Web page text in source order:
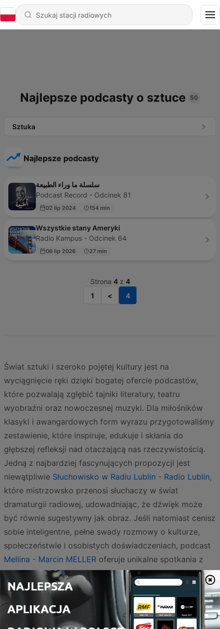
Najlepsze podcasty o sztuce 50
Sztuka
Najlepsze podcasty
سلسلة ما وراء الطبيعة
Podcast Record - Odcinek 81
02 lip 2024 154 min
Wszystkie stany Ameryki
Radio Kampus - Odcinek 64
06 lip 2026 27 min
Strona 4z 4
1
< 4
Świat sztuki i szeroko pojętej kultury jest na
wyciągnięcie ręki dzięki bogatej ofercie podcastów,
które pozwalają zgłębić tajniki literatury, teatru
wyobraźni oraz nowoczesnej muzyki. Dla miłośników
klasyki i awangardowych form wyrazu przygotowaliśmy
zestawienie, które inspiruje, edukuje i skłania do
głębszej refleksji nad otaczającą nas rzeczywistością.
Jedną z najbardziej fascynujących propozycji jest
niewątpliwie Słuchowisko w Radiu Lublin - Radio Lublin,
które mistrzowsko przenosi słuchaczy w świat
dramaturgii radiowej, udowadniając, że dźwięk może
być równie sugestywny jak obraz. Jeśli natomiast cenisz
sobie inteligentne, pełne swady rozmowy o kulturze,
społeczeństwie i osobistych doświadczeniach, podcast
Mellina - Marcin MELLER oferuje unikalne spotkania z
najbardziej barwnymi postaciami polskiej sceny
artystycznej i medialnej.
Literatura zajmuje w tym zestawieniu miejsce
szczególne, łącząc tradycję z nowoczesnym odbiorem.